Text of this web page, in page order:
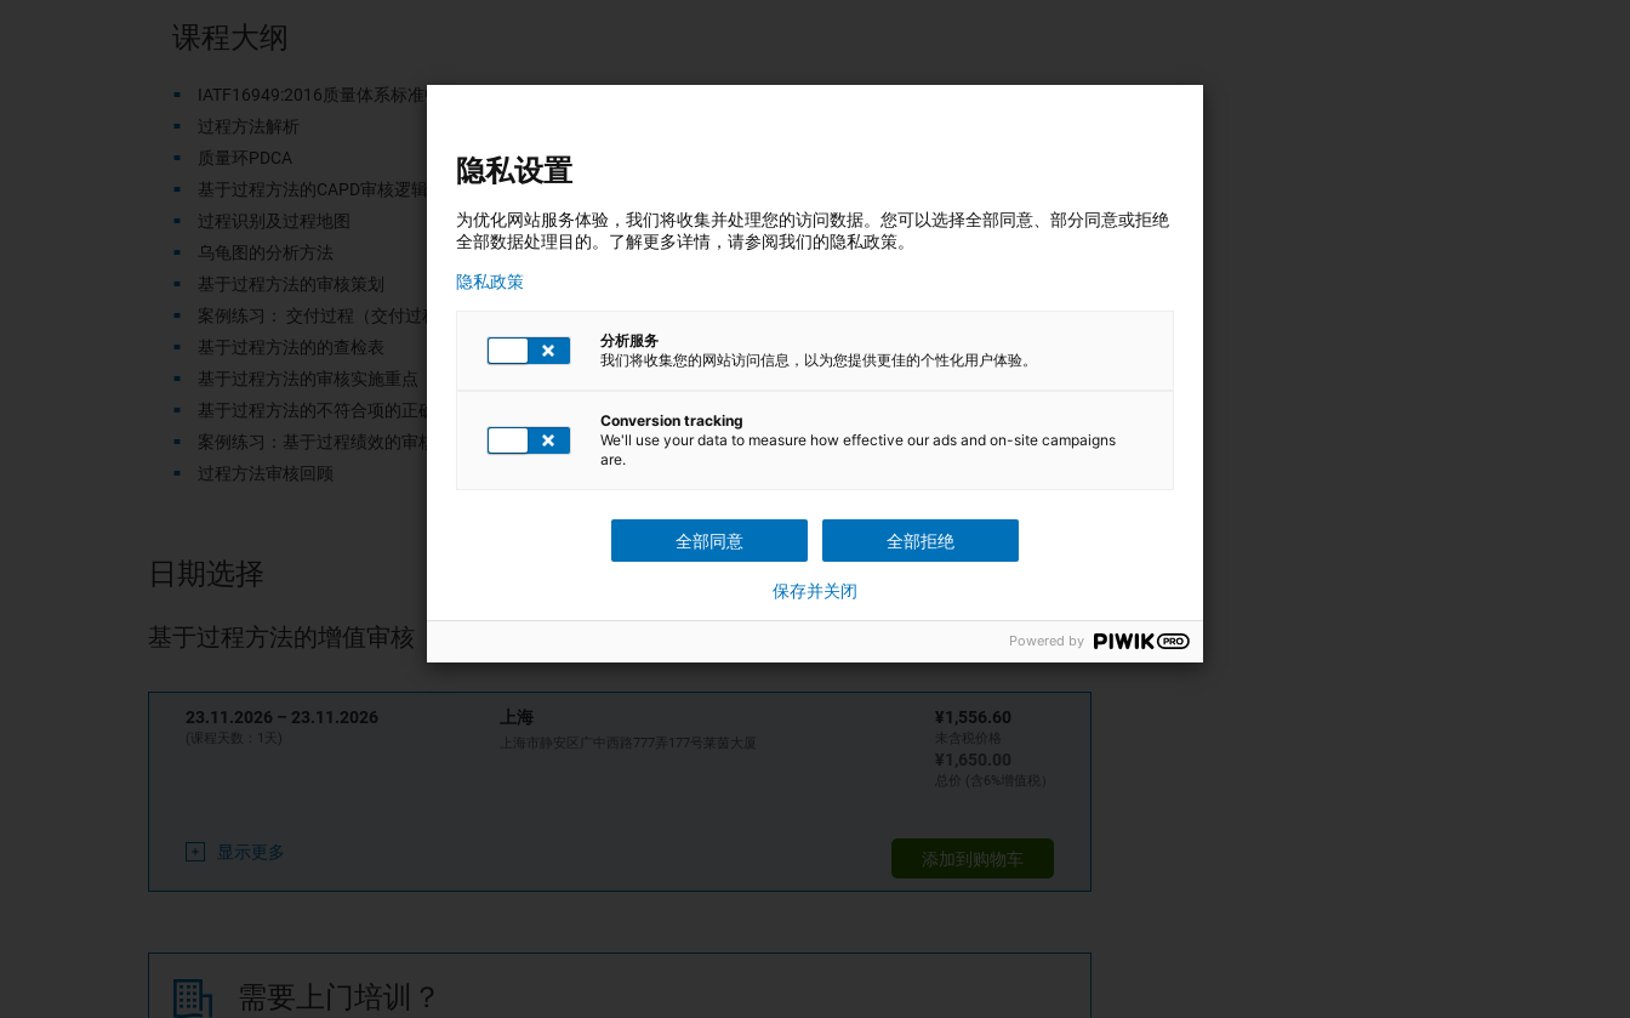
课程大纲
IATF16949:2016质量体系标准中的过程方法
过程方法解析
质量环PDCA
基于过程方法的CAPD审核逻辑
过程识别及过程地图
乌龟图的分析方法
基于过程方法的审核策划
案例练习： 交付过程（交付过程分析/交付过程审核计划/交付过程审核思路）
基于过程方法的的查检表
基于过程方法的审核实施重点
基于过程方法的不符合项的正确表述方法
案例练习：基于过程绩效的审核（制造过程 – 焊接）
过程方法审核回顾
日期选择
基于过程方法的增值审核
23.11.2026 – 23.11.2026
(课程天数：1天)
上海
上海市静安区广中西路777弄177号莱茵大厦
¥1,556.60
未含税价格
¥1,650.00
总价 (含6%增值税）
添加到购物车
显示更多
需要上门培训？
隐私设置
为优化网站服务体验，我们将收集并处理您的访问数据。您可以选择全部同意、部分同意或拒绝
全部数据处理目的。了解更多详情，请参阅我们的隐私政策。
隐私政策
分析服务
我们将收集您的网站访问信息，以为您提供更佳的个性化用户体验。
Conversion tracking
We'll use your data to measure how effective our ads and on-site campaigns
are.
全部同意 全部拒绝
保存并关闭
Powered by